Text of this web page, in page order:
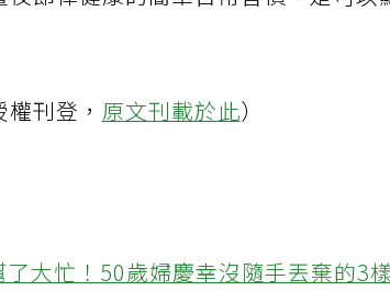
夜節律健康的簡單日常習慣，是可
權刊登，原文刊載於此）